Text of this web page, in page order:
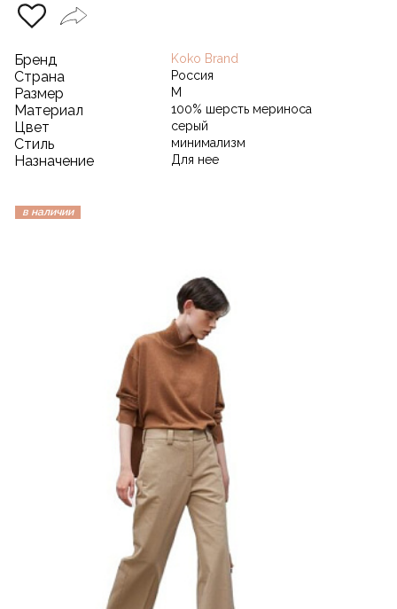
Бренд Koko Brand
Страна Россия
Размер М
Материал 100% шерсть мериноса
Цвет серый
Стиль минимализм
Назначение Для нее
в наличии